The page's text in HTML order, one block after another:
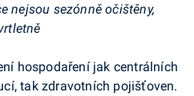
nejsou sezónně očištěny,
hospodaření jak centrálních
tak zdravotních pojišťoven.